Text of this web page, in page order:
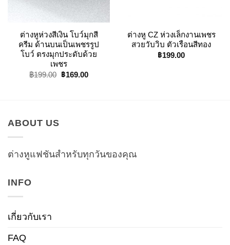
ต่างหูห่วงสีเงิน โบว์มุกสี
ครีม ด้านบนเป็นเพชรรูป
โบว์ ตรงมุกประดับด้วย
เพชร
฿199.00 Original
฿169.00Current
ต่างหู CZ ห่วงเล็กงานเพชร
สวยวับวิบ ตัวเรือนสีทอง
฿199.00
ABOUT US
ต่างหูแฟชันสำหรับทุกวันของคุณ
INFO
เกี่ยวกับเรา
FAQ